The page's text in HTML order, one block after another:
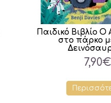
Παιδικό Βιβλίο Ο
στο πάρκο
7,90€